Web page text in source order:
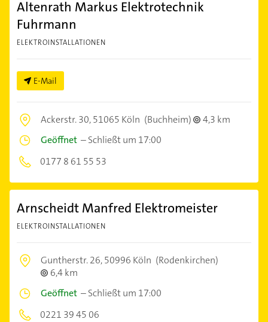
Altenrath Markus Elektrotechnik
Fuhrmann
ELEKTROINSTALLATIONEN
E-Mail
Ackerstr. 30,51065 Köln (Buchheim)
4,3 km
Geöffnet –Schließt um 17:00
0177 8 61 55 53
Arnscheidt Manfred Elektromeister
ELEKTROINSTALLATIONEN
Guntherstr. 26,50996 Köln (Rodenkirchen)
6,4 km
Geöffnet –Schließt um 17:00
0221 39 45 06